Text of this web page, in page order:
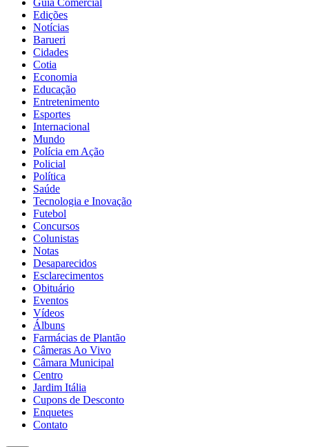
Edições
Notícias
Barueri
Cidades
Cotia
Economia
Educação
Entretenimento
Esportes
Internacional
Mundo
Polícia em Ação
Policial
Política
Saúde
Tecnologia e Inovação
Futebol
Concursos
Colunistas
Notas
Desaparecidos
Esclarecimentos
Obituário
Eventos
Vídeos
Álbuns
Farmácias de Plantão
Câmeras Ao Vivo
Câmara Municipal
Centro
Jardim Itália
Cupons de Desconto
Enquetes
Contato